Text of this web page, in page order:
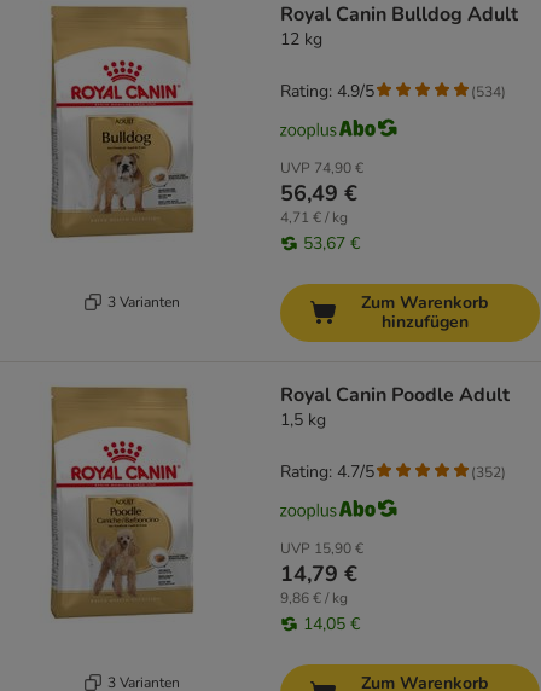
3 Varianten
Royal Canin Bulldog Adult
12 kg
UVP 74,90 €
56,49 €
4,71 € / kg
53,67 €
Rating: 4.9/5 (534)
Zum Warenkorb
hinzufügen
3 Varianten
Royal Canin Poodle Adult
1,5 kg
UVP 15,90 €
14,79 €
9,86 € / kg
14,05 €
Rating: 4.7/5 (352)
Zum Warenkorb